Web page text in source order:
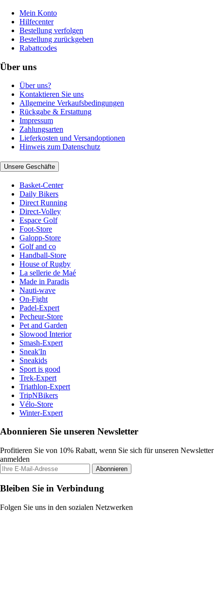
Mein Konto
Hilfecenter
Bestellung verfolgen
Bestellung zurückgeben
Rabattcodes
Über uns
Über uns?
Kontaktieren Sie uns
Allgemeine Verkaufsbedingungen
Rückgabe & Erstattung
Impressum
Zahlungsarten
Lieferkosten und Versandoptionen
Hinweis zum Datenschutz
Unsere Geschäfte
Basket-Center
Daily Bikers
Direct Running
Direct-Volley
Espace Golf
Foot-Store
Galopp-Store
Golf and co
Handball-Store
House of Rugby
La sellerie de Maé
Made in Paradis
Nauti-wave
On-Fight
Padel-Expert
Pecheur-Store
Pet and Garden
Slowood Interior
Smash-Expert
Sneak'In
Sneakids
Sport is good
Trek-Expert
Triathlon-Expert
TripNBikers
Vélo-Store
Winter-Expert
Abonnieren Sie unseren Newsletter
Profitieren Sie von 10% Rabatt, wenn Sie sich für unseren Newsletter
anmelden
Abonnieren
Bleiben Sie in Verbindung
Folgen Sie uns in den sozialen Netzwerken